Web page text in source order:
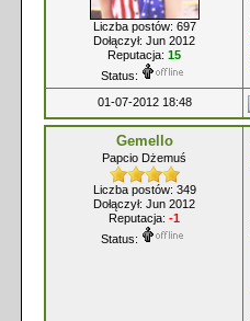
Liczba postów: 697
Dołączył: Jun 2012
Reputacja: 15
Status:
01-07-2012 18:48
Gemello
Papcio Dżemuś
Liczba postów: 349
Dołączył: Jun 2012
Reputacja: -1
Status: